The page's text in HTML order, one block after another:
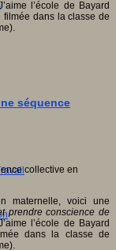
l’école de Bayard
filmée dans la classe de
séquence
maternelle, voici une
prendre conscience de
l’école de Bayard
dans la classe de